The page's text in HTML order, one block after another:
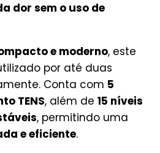
dor sem o uso de
e moderno, este
por até duas
Conta com 5
TENS, além de 15 níveis
, permitindo uma
e eficiente.